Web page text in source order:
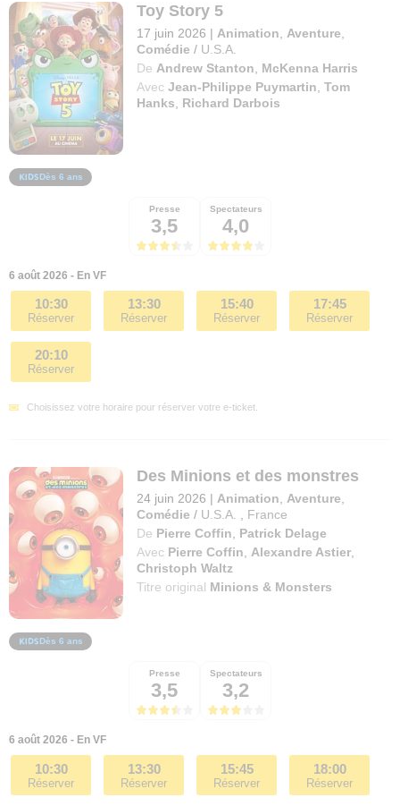
Toy Story 5
17 juin 2026 | Animation Aventure
Comédie / U.S.A.
De Andrew Stanton
McKenna Harris
Avec Jean-Philippe Puymartin ,Tom
Hanks
Richard Darbois
Dès 6 ans
Presse
3,5
Spectateurs
4,0
6 août 2026 - En VF
10:30
Réserver
13:30
Réserver
15:40
Réserver
17:45
Réserver
20:10
Réserver
Choisissez votre horaire pour réserver votre e-ticket.
Des Minions et des monstres
24 juin 2026 | Animation Aventure
Comédie / U.S.A.
France
De Pierre Coffin
Patrick Delage
Avec Pierre Coffin Alexandre Astier
Christoph Waltz
Titre original Minions & Monsters
Dès 6 ans
Presse
3,5
Spectateurs
3,2
6 août 2026 - En VF
10:30
Réserver
13:30
Réserver
15:45
Réserver
18:00
Réserver